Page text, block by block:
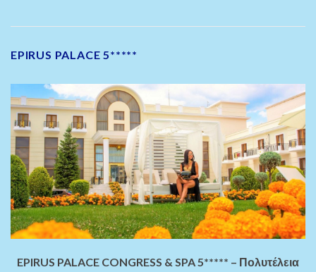
EPIRUS PALACE 5*****
EPIRUS PALACE CONGRESS & SPA 5***** – Πολυτέλεια